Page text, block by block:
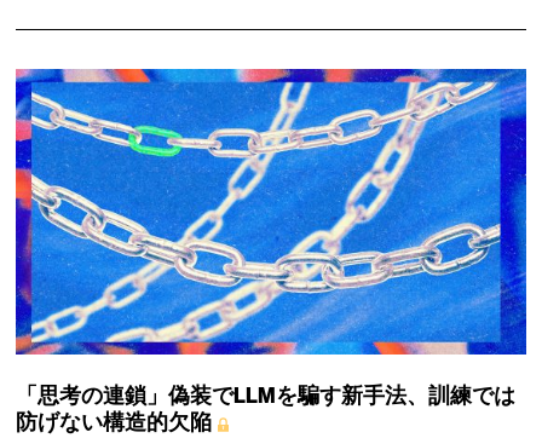
「思考の連鎖」偽装でLLMを騙す新手法、訓練では
防げない構造的欠陥